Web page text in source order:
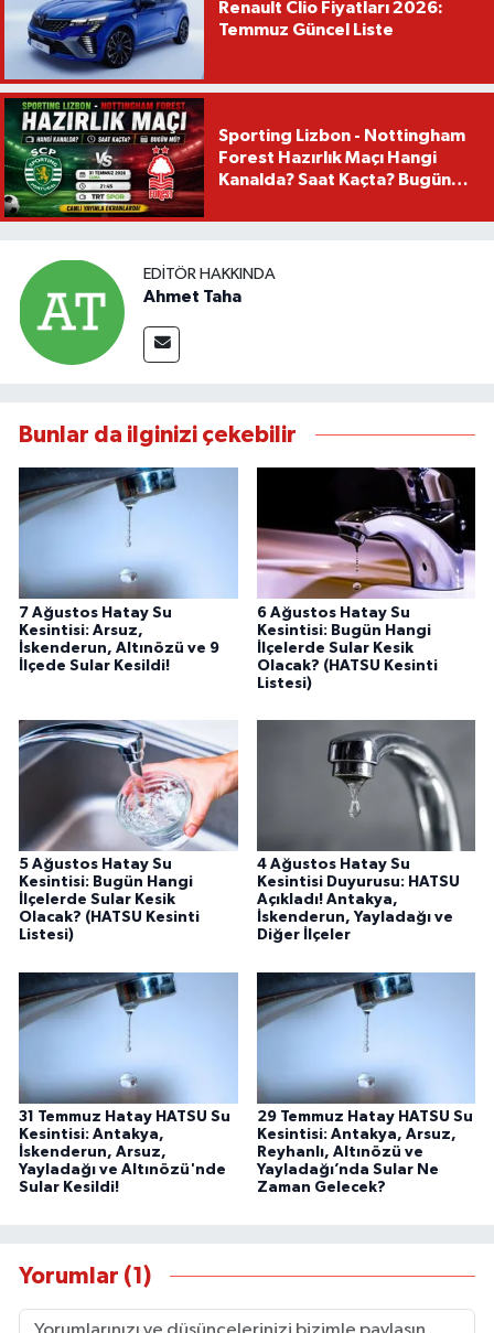
Renault Clio Fiyatları 2026:
Temmuz Güncel Liste
Sporting Lizbon - Nottingham
Forest Hazırlık Maçı Hangi
Kanalda? Saat Kaçta? Bugün
EDITÖR HAKKINDA
Ahmet Taha
Bunlar da ilginizi çekebilir
7 Ağustos Hatay Su
Kesintisi: Arsuz,
İskenderun, Altınözü ve 9
İlçede Sular Kesildi!
6 Ağustos Hatay Su
Kesintisi: Bugün Hangi
İlçelerde Sular Kesik
Olacak? (HATSU Kesinti
Listesi)
5 Ağustos Hatay Su
Kesintisi: Bugün Hangi
İlçelerde Sular Kesik
Olacak? (HATSU Kesinti
Listesi)
4 Ağustos Hatay Su
Kesintisi Duyurusu: HATSU
Açıkladı! Antakya,
İskenderun, Yayladağı ve
Diğer İlçeler
31 Temmuz Hatay HATSU Su
Kesintisi: Antakya,
İskenderun, Arsuz,
Yayladağı ve Altınözü'nde
Sular Kesildi!
29 Temmuz Hatay HATSU Su
Kesintisi: Antakya, Arsuz,
Reyhanlı, Altınözü ve
Yayladağı’nda Sular Ne
Zaman Gelecek?
Yorumlar (1)